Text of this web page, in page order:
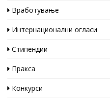
Вработување
Интернационални огласи
Стипендии
Пракса
Конкурси